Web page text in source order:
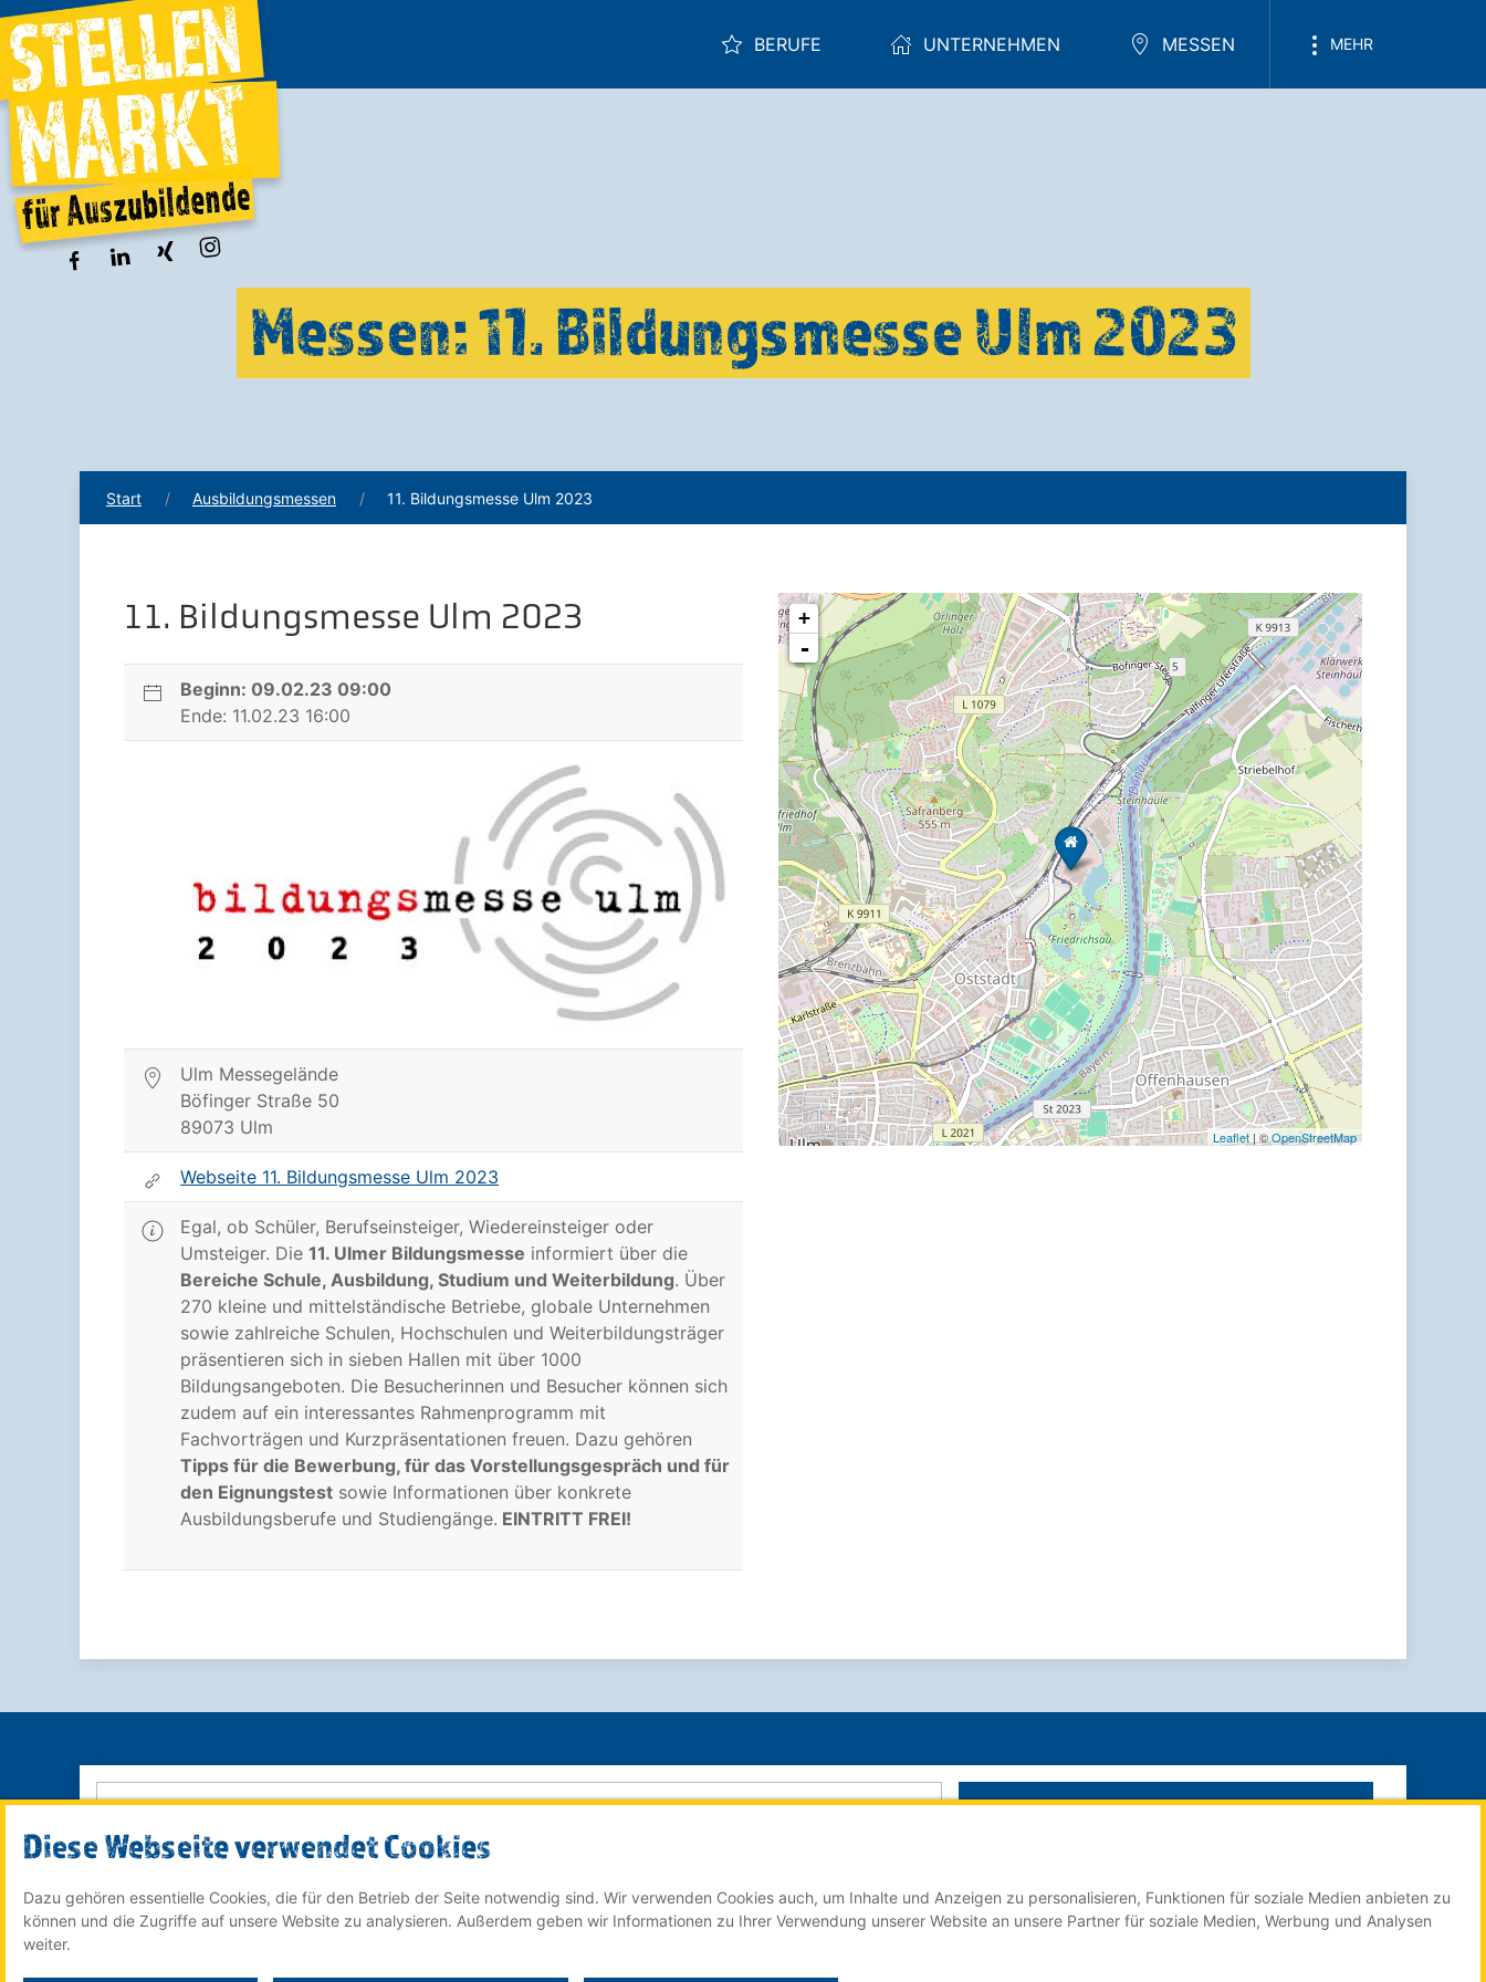
BERUFE UNTERNEHMEN MESSEN MEHR
Messen: 11. Bildungsmesse Ulm 2023
Start Ausbildungsmessen 11. Bildungsmesse Ulm 2023
11. Bildungsmesse Ulm 2023
Beginn: 09.02.23 09:00
Ende: 11.02.23 16:00
Ulm Messegelände
Böfinger Straße 50
89073 Ulm
Webseite 11. Bildungsmesse Ulm 2023
Egal, ob Schüler, Berufseinsteiger, Wiedereinsteiger oder
Umsteiger. Die11. Ulmer Bildungsmesse informiert über die
Bereiche Schule, Ausbildung, Studium und Weiterbildung. Über
270 kleine und mittelständische Betriebe, globale Unternehmen
sowie zahlreiche Schulen, Hochschulen und Weiterbildungsträger
präsentieren sich in sieben Hallen mit über 1000
Bildungsangeboten. Die Besucherinnen und Besucher können sich
zudem auf ein interessantes Rahmenprogramm mit
Fachvorträgen und Kurzpräsentationen freuen. Dazu gehören
Tipps für die Bewerbung, für das Vorstellungsgespräch und für
den Eignungstest sowie Informationen über konkrete
Ausbildungsberufe und Studiengänge. EINTRITT FREI!
+
-
Leaflet | ©OpenStreetMap
© 2022 Röser MEDIA GmbH & Co. KG - ein Unternehmen
Der Stellenmarkt für Auszubildende online auf:
Impressum
Diese Webseite verwendet Cookies
Dazu gehören essentielle Cookies, die für den Betrieb der Seite notwendig sind. Wir verwenden Cookies auch, um Inhalte und Anzeigen zu personalisieren, Funktionen für soziale Medien anbieten zu
können und die Zugriffe auf unsere Website zu analysieren. Außerdem geben wir Informationen zu Ihrer Verwendung unserer Website an unsere Partner für soziale Medien, Werbung und Analysen
weiter.